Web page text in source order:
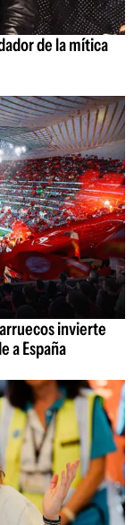
de la mítica
invierte
a España